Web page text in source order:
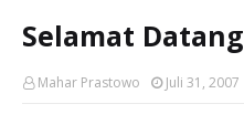
Selamat Datang
Mahar Prastowo Juli 31, 2007